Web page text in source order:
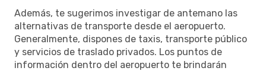
Además, te sugerimos investigar de antemano las
alternativas de transporte desde el aeropuerto.
Generalmente, dispones de taxis, transporte público
y servicios de traslado privados. Los puntos de
información dentro del aeropuerto te brindarán